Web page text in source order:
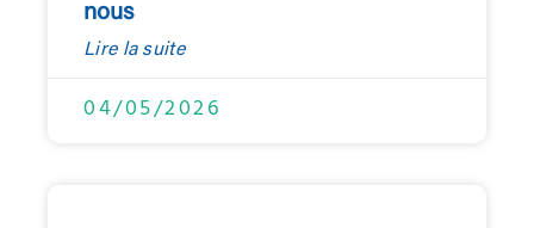
nous
Lire la suite
04/05/2026